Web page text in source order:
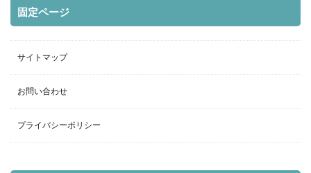
固定ページ
サイトマップ
お問い合わせ
プライバシーポリシー